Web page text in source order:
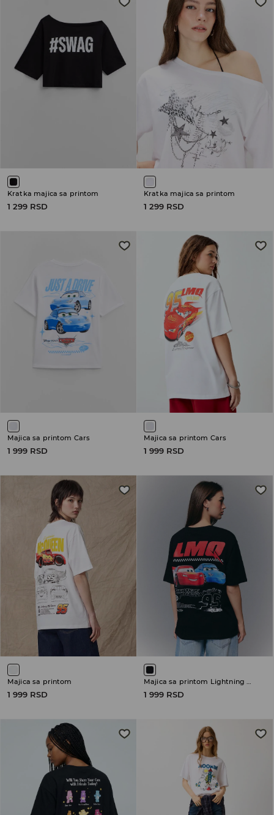
Kratka majica sa printom
1 299 RSD
Kratka majica sa printom
1 299 RSD
Majica sa printom Cars
1 999 RSD
Majica sa printom Cars
1 999 RSD
Majica sa printom
1 999 RSD
Majica sa printom Lightning McQueen
1 999 RSD